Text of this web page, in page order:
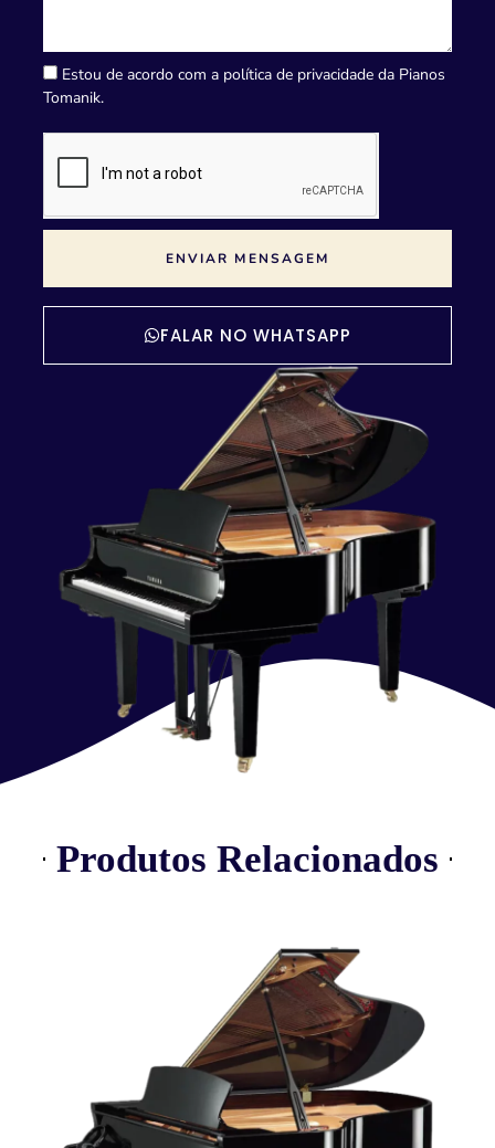
Estou de acordo com a política de privacidade da Pianos
Tomanik.
ENVIAR MENSAGEM
FALAR NO WHATSAPP
Produtos Relacionados